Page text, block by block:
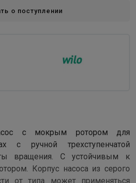
о поступлении
с мокрым ротором для
с ручной трехступенчатой
вращения. С устойчивым к
Корпус насоса из серого
от типа может применяться